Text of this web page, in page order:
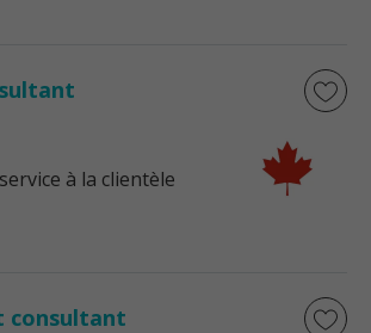
à la clientèle
consultant